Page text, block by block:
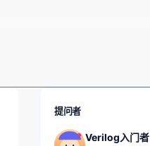
提问者
Verilog入门者